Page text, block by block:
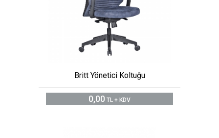
Britt Yönetici Koltuğu
0,00 TL + KDV